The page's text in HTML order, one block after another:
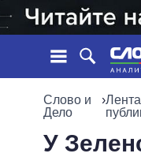
ЛЕНТА
Слово и
Дело
›Лента
У